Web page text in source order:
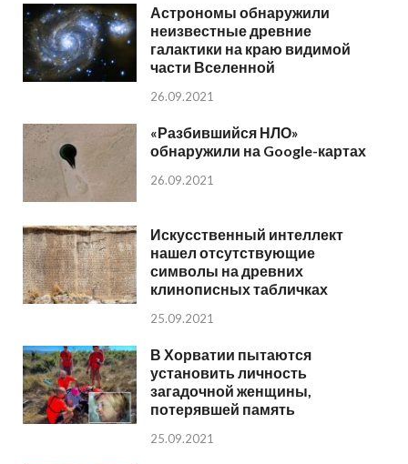
Астрономы обнаружили
неизвестные древние
галактики на краю видимой
части Вселенной
26.09.2021
«Разбившийся НЛО»
обнаружили на Google-картах
26.09.2021
Искусственный интеллект
нашел отсутствующие
символы на древних
клинописных табличках
25.09.2021
В Хорватии пытаются
установить личность
загадочной женщины,
потерявшей память
25.09.2021